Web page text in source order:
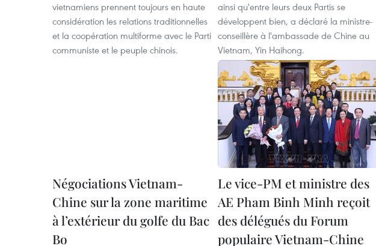
vietnamiens prennent toujours en haute
considération les relations traditionnelles
et la coopération multiforme avec le Parti
communiste et le peuple chinois.
ainsi qu'entre leurs deux Partis se
développent bien, a déclaré la ministre-
conseillère à l'ambassade de Chine au
Vietnam, Yin Haihong.
Négociations Vietnam-
Chine sur la zone maritime
à l’extérieur du golfe du Bac
Bo
Le vice-PM et ministre des
AE Pham Binh Minh reçoit
des délégués du Forum
populaire Vietnam-Chine